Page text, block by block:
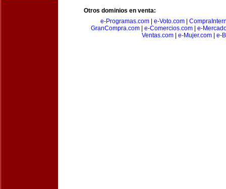
Otros dominios en venta:
e-Programas.com
e-Voto.com
GranCompra.com
e-Comercios.com
e-
Ventas.com
e-Mujer.com e-